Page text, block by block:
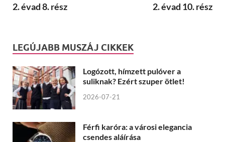
2. évad 8. rész
2. évad 10. rész
LEGÚJABB MUSZÁJ CIKKEK
Logózott, hímzett pulóver a
suliknak? Ezért szuper ötlet!
2026-07-21
Férfi karóra: a városi elegancia
csendes aláírása